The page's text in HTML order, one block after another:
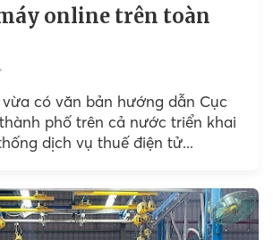
online trên toàn
vừa có văn bản hướng dẫn Cục
phố trên cả nước triển khai
dịch vụ thuế điện tử...